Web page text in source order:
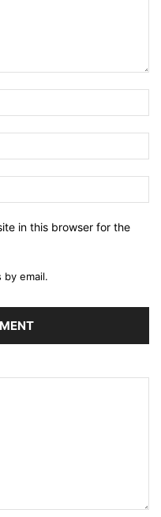
in this browser for the
email.